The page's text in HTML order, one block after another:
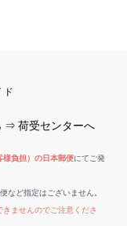
ド
⇒ 荷受センターへ
様負担）の日本郵便にてご発
など指定はございません。
きませんのでご注意くださ